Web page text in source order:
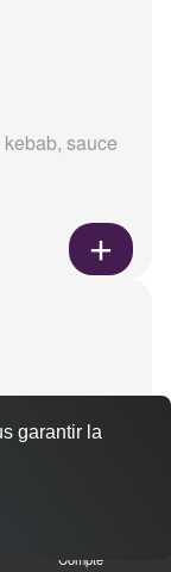
sauce
hachée,
Compte
garantir la